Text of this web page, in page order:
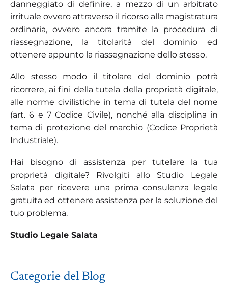
danneggiato di definire, a mezzo di un arbitrato
irrituale ovvero attraverso il ricorso alla magistratura
ordinaria, ovvero ancora tramite la procedura di
riassegnazione, la titolarità del dominio ed
ottenere appunto la riassegnazione dello stesso.
Allo stesso modo il titolare del dominio potrà
ricorrere, ai fini della tutela della proprietà digitale,
alle norme civilistiche in tema di tutela del nome
(art. 6 e 7 Codice Civile), nonché alla disciplina in
tema di protezione del marchio (Codice Proprietà
Industriale).
Hai bisogno di assistenza per tutelare la tua
proprietà digitale? Rivolgiti allo Studio Legale
Salata per ricevere una prima consulenza legale
gratuita ed ottenere assistenza per la soluzione del
tuo problema.
Studio Legale Salata
Categorie del Blog